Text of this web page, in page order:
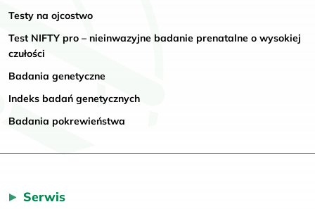
Testy na ojcostwo
Test NIFTY pro – nieinwazyjne badanie prenatalne o wysokiej
czułości
Badania genetyczne
Indeks badań genetycznych
Badania pokrewieństwa
Serwis